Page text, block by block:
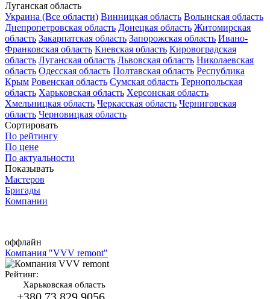
Луганская область
Украина (Все области) Винницкая область Волынская область
Днепропетровская область Донецкая область Житомирская
область Закарпатская область Запорожская область Ивано-
Франковская область Киевская область Кировоградская
область Луганская область Львовская область Николаевская
область Одесская область Полтавская область Республика
Крым Ровенская область Сумская область Тернопольская
область Харьковская область Херсонская область
Хмельницкая область Черкасская область Черниговская
область Черновицкая область
Сортировать
По рейтингу
По цене
По актуальности
Показывать
Мастеров
Бригады
Компании
оффлайн
Компания "VVV remont"
Рейтинг:
Харьковская область